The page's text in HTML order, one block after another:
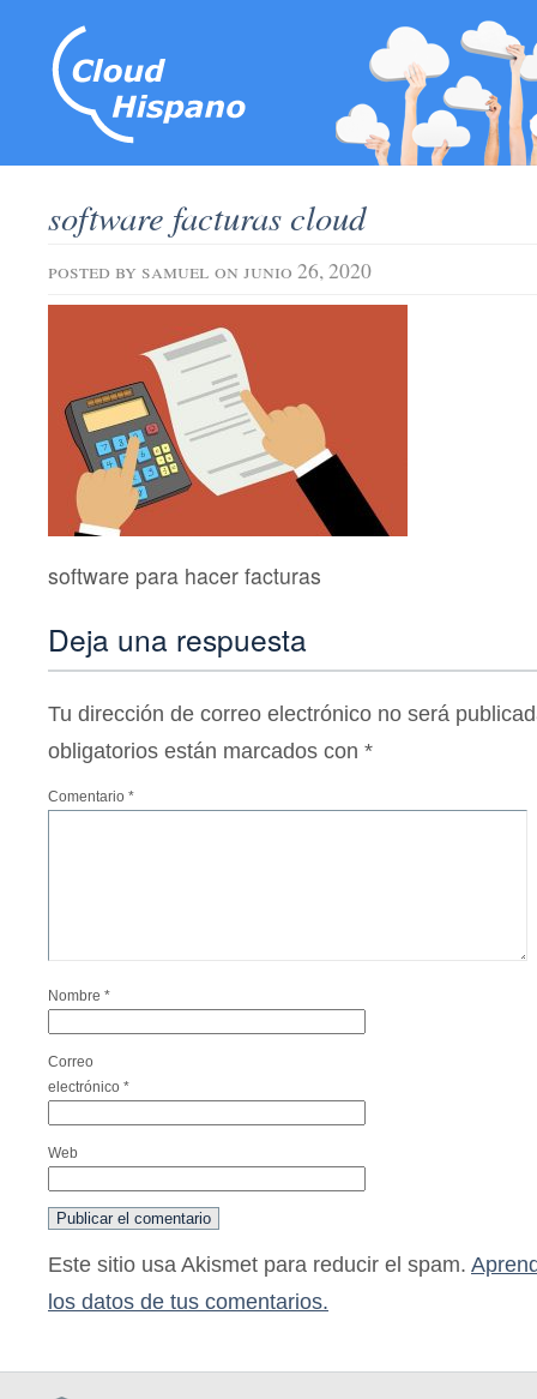
software facturas cloud
posted by samuel on junio 26, 2020
software para hacer facturas
Deja una respuesta
Tu dirección de correo electrónico no será
obligatorios están marcados con *
Comentario *
Nombre *
Correo
electrónico *
Web
Este sitio usa Akismet para reducir el spam.
los datos de tus comentarios.